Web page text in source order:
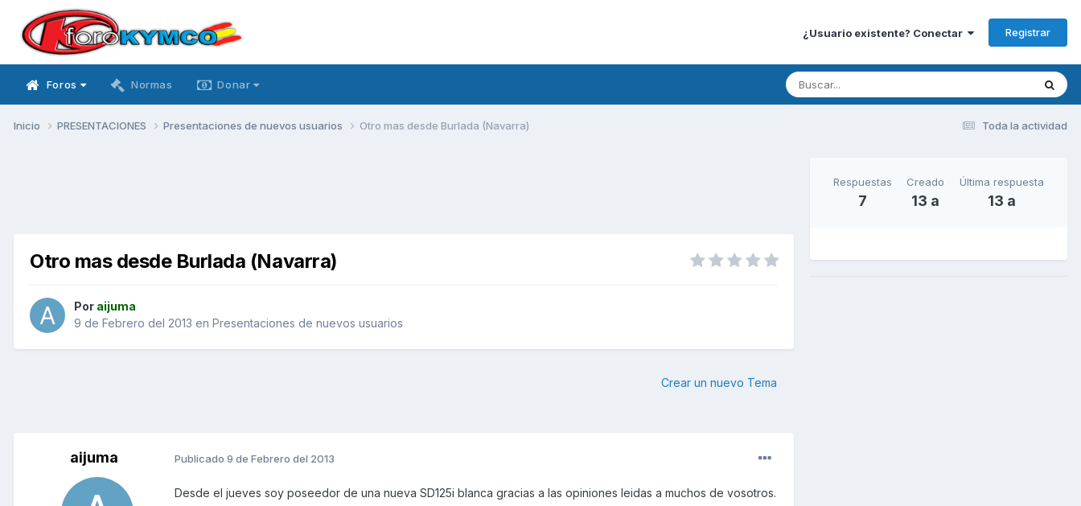
¿Usuario existente? Conectar Registrar
Foros Normas Donar
Toda la actividad
Inicio PRESENTACIONES Presentaciones de nuevos usuarios Otro mas desde Burlada (Navarra)
Otro mas desde Burlada (Navarra)
Por aijuma
9 de Febrero del 2013 en Presentaciones de nuevos usuarios
Crear un nuevo Tema
aijuma Publicado 9 de Febrero del 2013
Desde el jueves soy poseedor de una nueva SD125i blanca gracias a las opiniones leidas a muchos de vosotros.
Respuestas
7
Creado
13 a
Última respuesta
13 a